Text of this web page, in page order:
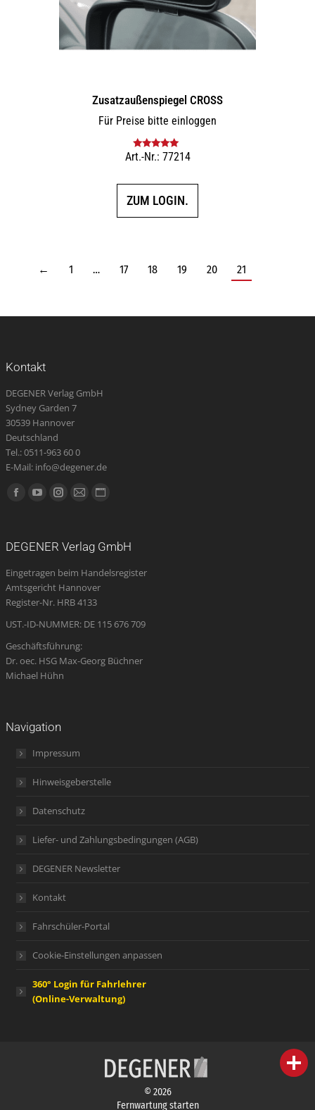
Zusatz­außenspiegel CROSS
Für Preise bitte einloggen
Bewertet mit
Art.-Nr.: 77214
ZUM LOGIN.
← 1 … 17 18 19 20 21
Kontakt
DEGENER Verlag GmbH
Sydney Garden 7
30539 Hannover
Deutschland
Tel.: 0511-963 60 0
E-Mail: info@degener.de
Finden Sie uns auf:
Facebook
new
window
YouTube
new
window
Instagram
new
window
E-
opens
in
new
Website
new
DEGENER Verlag GmbH
Eingetragen beim Handelsregister
Amtsgericht Hannover
Register-Nr. HRB 4133
UST.-ID-NUMMER: DE 115 676 709
Geschäftsführung:
Dr. oec. HSG Max-Georg Büchner
Michael Hühn
Navigation
Impressum
Hinweisgeberstelle
Datenschutz
Liefer- und Zahlungsbedingungen (AGB)
DEGENER Newsletter
Kontakt
Fahrschüler-Portal
Cookie-Einstellungen anpassen
360° Login für Fahrlehrer
(Online-Verwaltung)
© 2026
Fernwartung starten
person IHR FACHBERATER
campaign